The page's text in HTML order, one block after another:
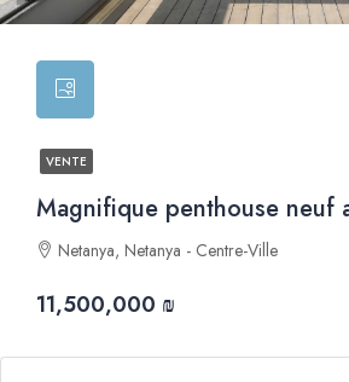
VENTE
Magnifique penthouse neuf
Netanya, Netanya - Centre-Ville
11,500,000 ₪